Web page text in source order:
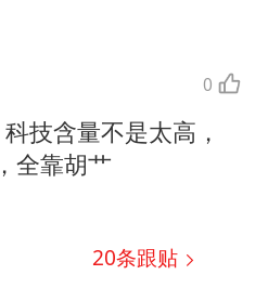
0
技含量不是太高，
全靠胡艹
20条跟贴